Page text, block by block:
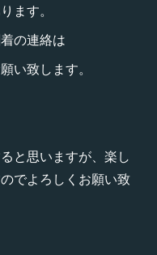
ます。
の連絡は
い致します。
と思いますが、楽し
でよろしくお願い致